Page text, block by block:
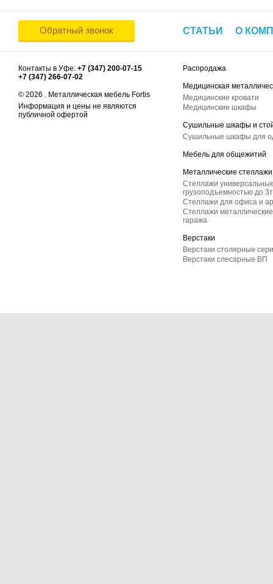
Обратный звонок СТАТЬИ О
Контакты в Уфе: +7 (347) 200-07-15
+7 (347) 266-07-02
© 2026 . Металлическая мебель Fortis
Информация и цены не являются
публичной офертой
Распродажа
Медицинская
Медицинские кровати
Медицинские шкафы
Сушильные шкафы и
Сушильные шкафы для
Мебель для общежитий
Металлические стеллажи
Стеллажи
грузоподъемностью до
Стеллажи для офиса и
Стеллажи
гаража
Верстаки
Верстаки столярные
Верстаки слесарные ВП